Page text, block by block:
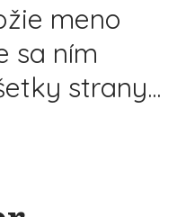
meno
sa ním
strany...